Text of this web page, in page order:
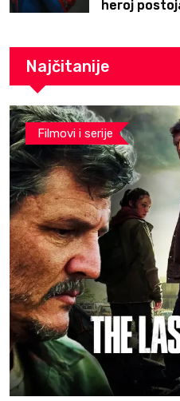
heroj
Najčitanije
Filmovi i serije